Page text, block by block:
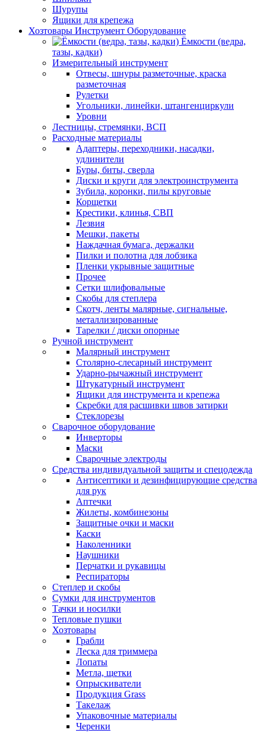
Шурупы
Ящики для крепежа
Хозтовары Инструмент Оборудование
Ёмкости (ведра,
тазы, кадки)
Измерительный инструмент
Отвесы, шнуры разметочные, краска
разметочная
Рулетки
Угольники, линейки, штангенциркули
Уровни
Лестницы, стремянки, ВСП
Расходные материалы
Адаптеры, переходники, насадки,
удлинители
Буры, биты, сверла
Диски и круги для электроинструмента
Зубила, коронки, пилы круговые
Корщетки
Крестики, клинья, СВП
Лезвия
Мешки, пакеты
Наждачная бумага, держалки
Пилки и полотна для лобзика
Пленки укрывные защитные
Прочее
Сетки шлифовальные
Скобы для степлера
Скотч, ленты малярные, сигнальные,
металлизированные
Тарелки / диски опорные
Ручной инструмент
Малярный инструмент
Столярно-слесарный инструмент
Ударно-рычажный инструмент
Штукатурный инструмент
Ящики для инструмента и крепежа
Скребки для расшивки швов затирки
Стеклорезы
Сварочное оборудование
Инверторы
Маски
Сварочные электроды
Средства индивидуальной защиты и спецодежда
Антисептики и дезинфицирующие средства
для рук
Аптечки
Жилеты, комбинезоны
Защитные очки и маски
Каски
Наколенники
Наушники
Перчатки и рукавицы
Респираторы
Степлер и скобы
Сумки для инструментов
Тачки и носилки
Тепловые пушки
Хозтовары
Грабли
Леска для триммера
Лопаты
Метла, щетки
Опрыскиватели
Продукция Grass
Такелаж
Упаковочные материалы
Черенки